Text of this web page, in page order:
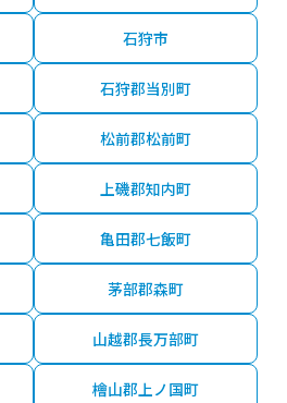
石狩市
石狩郡当別町
松前郡松前町
上磯郡知内町
亀田郡七飯町
茅部郡森町
山越郡長万部町
檜山郡上ノ国町